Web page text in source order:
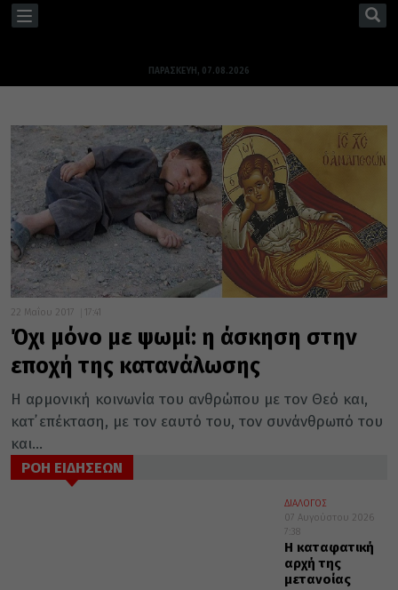
TOGGLE
ΠΑΡΑΣΚΕΥΉ, 07.08.2026
22 Μαΐου 2017 17:41
Όχι μόνο με ψωμί: η άσκηση στην
εποχή της κατανάλωσης
Η αρμονική κοινωνία του ανθρώπου με τον Θεό και,
κατ᾽ επέκταση, με τον εαυτό του, τον συνάνθρωπό του
και...
ΡΟΗ ΕΙΔΗΣΕΩΝ
ΔΙΑΛΟΓΟΣ
07 Αυγούστου 2026
7:38
Η καταφατική
αρχή της
μετανοίας